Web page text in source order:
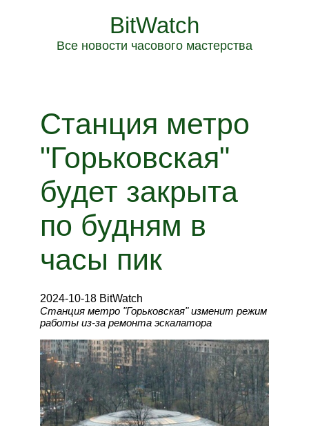
BitWatch
Все новости часового мастерства
Станция метро
"Горьковская"
будет закрыта
по будням в
часы пик
2024-10-18 BitWatch
Станция метро "Горьковская" изменит режим
работы из-за ремонта эскалатора